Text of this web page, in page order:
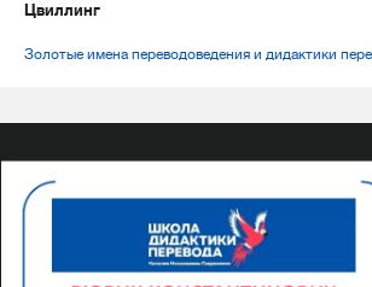
Цвиллинг
Золотые имена переводоведения и дидактики